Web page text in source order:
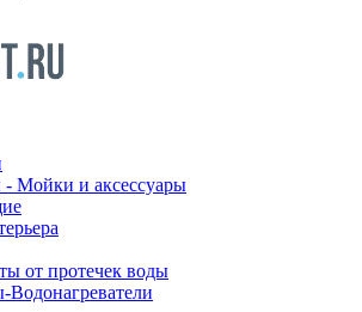
- Мойки и аксессуары
от протечек воды
Водонагреватели